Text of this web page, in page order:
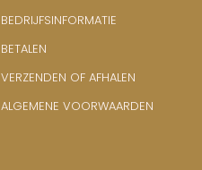
BEDRIJFSINFORMATIE
BETALEN
VERZENDEN OF AFHALEN
ALGEMENE VOORWAARDEN